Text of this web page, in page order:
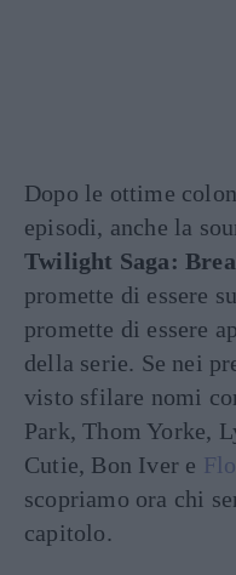
Dopo le ottime
episodi, anche la
Twilight Saga:
promette di essere
promette di essere
della serie. Se nei
visto sfilare nomi
Park, Thom Yorke,
Cutie, Bon Iver e
scopriamo ora chi
capitolo.